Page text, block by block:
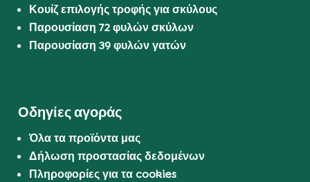
Κουίζ επιλογής τροφής για σκύλους
Παρουσίαση 72 φυλών σκύλων
Παρουσίαση 39 φυλών γατών
Οδηγίες αγοράς
Όλα τα προϊόντα μας
Δήλωση προστασίας δεδομένων
Πληροφορίες για τα cookies